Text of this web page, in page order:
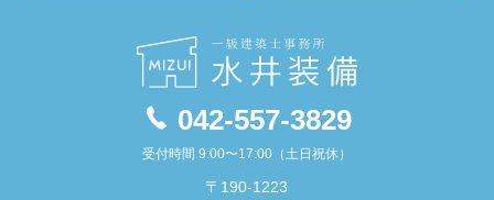
042-557-3829
受付時間 9:00〜17:00（土日祝休）
〒190-1223